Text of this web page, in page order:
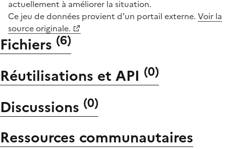
actuellement à améliorer la situation.
Ce jeu de données provient d'un portail externe. Voir la
source originale.
Fichiers (6)
Réutilisations et API (0)
Discussions (0)
Ressources communautaires